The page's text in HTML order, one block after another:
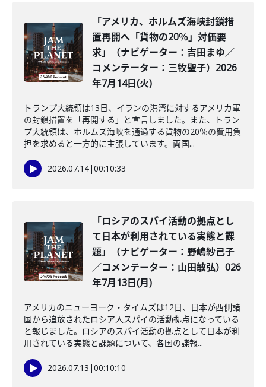
「アメリカ、ホルムズ海峡封鎖措
置再開へ「貨物の20％」対価要
求」（ナビゲーター：吉田まゆ／
コメンテーター：三牧聖子）2026
年7月14日(火)
トランプ大統領は13日、イランの港湾に対するアメリカ軍
の封鎖措置を「再開する」と宣言しました。また、トラン
プ大統領は、ホルムズ海峡を通過する貨物の20％の費用負
担を求めると一方的に主張しています。両国...
2026.07.14|00:10:33
「ロシアのスパイ活動の拠点とし
て日本が利用されている実態と課
題」（ナビゲーター：野嶋紗己子
／コメンテーター：山田敏弘）026
年7月13日(月)
アメリカのニューヨーク・タイムズは12日、日本が西側諸
国から追放されたロシア人スパイの活動拠点になっている
と報じました。ロシアのスパイ活動の拠点として日本が利
用されている実態と課題について、各国の諜報...
2026.07.13 |00:10:10